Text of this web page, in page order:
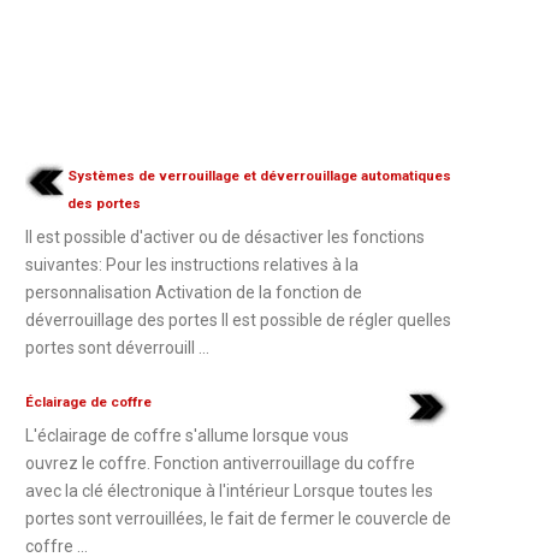
Systèmes de verrouillage et déverrouillage automatiques
des portes
Il est possible d'activer ou de désactiver les fonctions
suivantes: Pour les instructions relatives à la
personnalisation Activation de la fonction de
déverrouillage des portes Il est possible de régler quelles
portes sont déverrouill ...
Éclairage de coffre
L'éclairage de coffre s'allume lorsque vous
ouvrez le coffre. Fonction antiverrouillage du coffre
avec la clé électronique à l'intérieur Lorsque toutes les
portes sont verrouillées, le fait de fermer le couvercle de
coffre ...